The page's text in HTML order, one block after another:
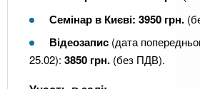
Семінар в Києві: 3950 грн.
Відеозапис (дата
25.02): 3850 грн. (без ПДВ).